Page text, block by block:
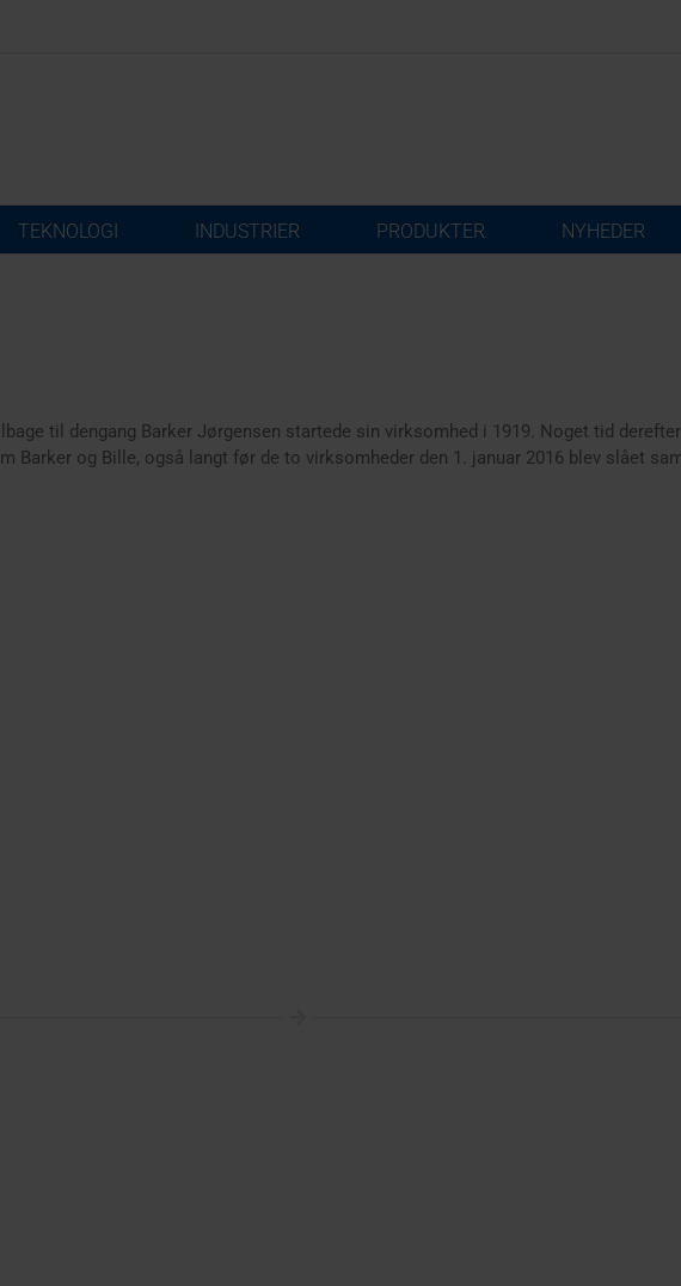
TEKNOLOGI INDUSTRIER PRODUKTER NYHEDER
til dengang Barker Jørgensen startede sin virksomhed i 1919. Noget tid
Barker og Bille, også langt før de to virksomheder den 1. januar 2016 blev slået